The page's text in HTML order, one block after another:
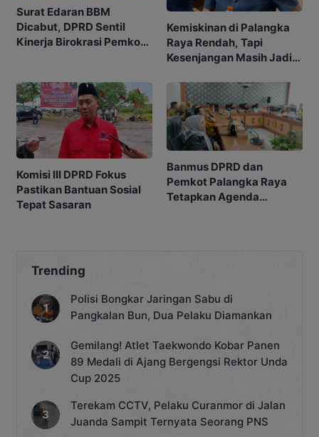
Surat Edaran BBM
Dicabut, DPRD Sentil
Kinerja Birokrasi Pemko
Kemiskinan di Palangka
Raya Rendah, Tapi
Kesenjangan Masih Jadi
Komisi III DPRD Fokus
Pastikan Bantuan Sosial
Tepat Sasaran
Banmus DPRD dan
Pemkot Palangka Raya
Tetapkan Agenda
Trending
Polisi Bongkar Jaringan Sabu di
Pangkalan Bun, Dua Pelaku Diamankan
Gemilang! Atlet Taekwondo Kobar Panen
89 Medali di Ajang Bergengsi Rektor Unda
Cup 2025
Terekam CCTV, Pelaku Curanmor di Jalan
Juanda Sampit Ternyata Seorang PNS